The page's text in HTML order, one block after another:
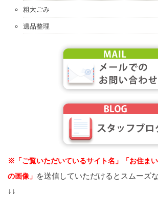
粗大ごみ
遺品整理
※「ご覧いただいているサイト名」「お住ま
の画像」 を送信していただけるとスムーズ
↓↓